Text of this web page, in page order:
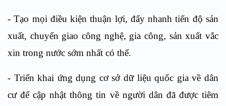
- Tạo mọi điều kiện thuận lợi, đẩy nhanh tiến độ sản
xuất, chuyển giao công nghệ, gia công, sản xuất vắc
xin trong nước sớm nhất có thể.
- Triển khai ứng dụng cơ sở dữ liệu quốc gia về dân
cư để cập nhật thông tin về người dân đã được tiêm